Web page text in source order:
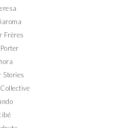
Frères
Stories